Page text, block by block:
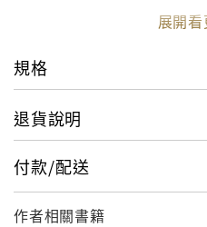
definitely NOT the展開
規格
退貨說明
付款/配送
作者相關書籍